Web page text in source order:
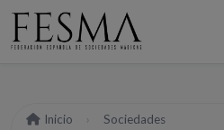
Inicio
Sociedades